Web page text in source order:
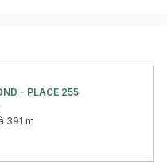
- PLACE 255
à 391 m